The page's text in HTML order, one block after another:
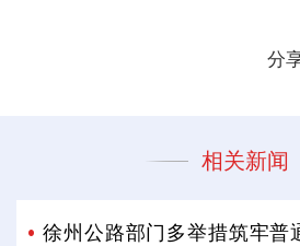
分
相关新闻
徐州公路部门多举措筑牢普